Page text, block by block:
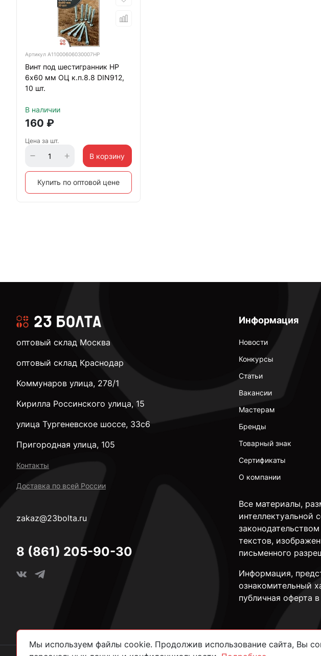
Артикул А11000606030007НР
Винт под шестигранник НР
6х60 мм ОЦ к.п.8.8 DIN912,
10 шт.
В наличии
160 ₽
Цена за шт.
В корзину
Купить по оптовой цене
Информация
Новости
Конкурсы
Статьи
Вакансии
Мастерам
Бренды
Товарный знак
Сертификаты
О компании
Все материалы,
текстов,
письменного
Информация,
ознакомительный
публичная оферта
оптовый склад Москва
оптовый склад Краснодар
Коммунаров улица, 278/1
Кирилла Россинского улица, 15
улица Тургеневское шоссе, 33с6
Пригородная улица, 105
Контакты
Доставка по всей России
zakaz@23bolta.ru
8 (861) 205-90-30
Мы используем файлы cookie. Продолжив использование сайта, Вы